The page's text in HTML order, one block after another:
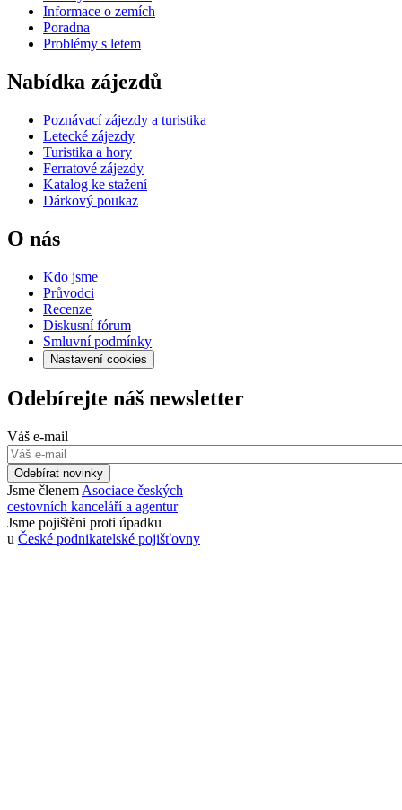
Informace o zemích
Poradna
Problémy s letem
Nabídka zájezdů
Poznávací zájezdy a turistika
Letecké zájezdy
Turistika a hory
Ferratové zájezdy
Katalog ke stažení
Dárkový poukaz
O nás
Kdo jsme
Průvodci
Recenze
Diskusní fórum
Smluvní podmínky
Nastavení cookies
Odebírejte náš newsletter
Váš e-mail
Odebírat novinky
Jsme členem Asociace českých
cestovních kanceláří a agentur
Jsme pojištěni proti úpadku
u České podnikatelské pojišťovny